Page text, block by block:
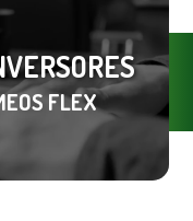
FLEX